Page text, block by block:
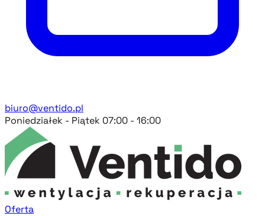
biuro@ventido.pl
Poniedziałek - Piątek 07:00 - 16:00
Oferta